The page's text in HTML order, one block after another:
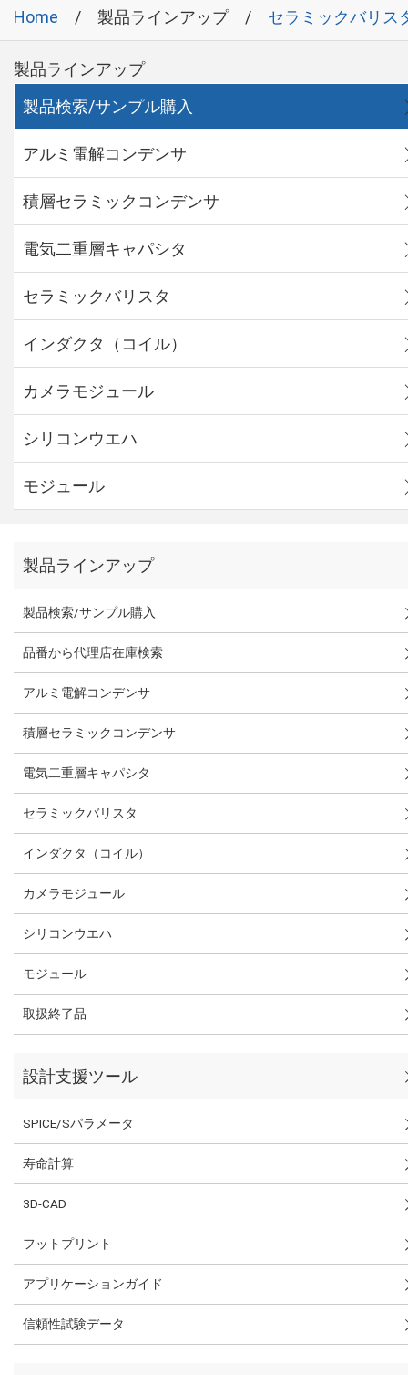
Home 製品ラインアップ セラミックバリス
製品ラインアップ
製品検索/サンプル購入
アルミ電解コンデンサ
積層セラミックコンデンサ
電気二重層キャパシタ
セラミックバリスタ
インダクタ（コイル）
カメラモジュール
シリコンウエハ
モジュール
製品ラインアップ
製品検索/サンプル購入
品番から代理店在庫検索
アルミ電解コンデンサ
積層セラミックコンデンサ
電気二重層キャパシタ
セラミックバリスタ
インダクタ（コイル）
カメラモジュール
シリコンウエハ
モジュール
取扱終了品
設計支援ツール
SPICE/Sパラメータ
寿命計算
3D-CAD
フットプリント
アプリケーションガイド
信頼性試験データ